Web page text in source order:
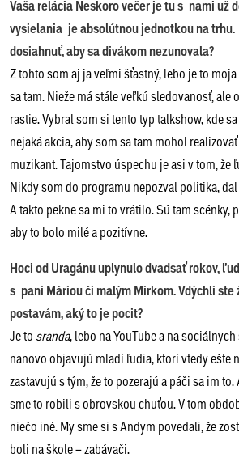
Vaša relácia Neskoro večer je tu s nami už
vysielania je absolútnou jednotkou na
dosiahnuť, aby sa divákom nezunovala?
Z tohto som aj ja veľmi šťastný, lebo je to
sa tam. Nieže má stále veľkú sledovanosť, ale
rastie. Vybral som si tento typ talkshow, kde
nejaká akcia, aby som sa tam mohol
muzikant. Tajomstvo úspechu je asi v tom, že
Nikdy som do programu nepozval politika,
A takto pekne sa mi to vrátilo. Sú tam scénky,
aby to bolo milé a pozitívne.
Hoci od Uragánu uplynulo dvadsať rokov,
s pani Máriou či malým Mirkom. Vdýchli
postavám, aký to je pocit?
Je to sranda, lebo na YouTube a na
nanovo objavujú mladí ľudia, ktorí vtedy ešte
zastavujú s tým, že to pozerajú a páči sa im
sme to robili s obrovskou chuťou. V tom
niečo iné. My sme si s Andym povedali, že
boli na škole – zabávači.